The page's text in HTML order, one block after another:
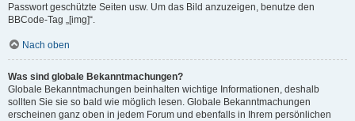
Passwort geschützte Seiten usw. Um das Bild anzuzeigen, benutze den
BBCode-Tag „[img]“.
Nach oben
Was sind globale Bekanntmachungen?
Globale Bekanntmachungen beinhalten wichtige Informationen, deshalb
sollten Sie sie so bald wie möglich lesen. Globale Bekanntmachungen
erscheinen ganz oben in jedem Forum und ebenfalls in Ihrem persönlichen